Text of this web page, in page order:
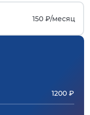
150 ₽/месяц
1200 ₽